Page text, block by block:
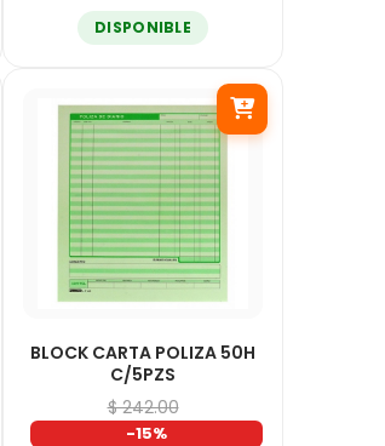
DISPONIBLE
BLOCK CARTA POLIZA 50H
C/5PZS
$ 242.00
-15%